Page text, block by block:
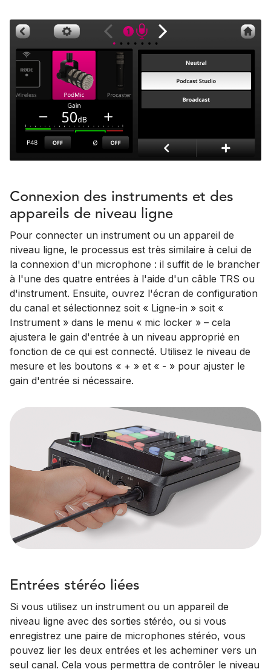
Connexion des instruments et des
appareils de niveau ligne
Pour connecter un instrument ou un appareil de
niveau ligne, le processus est très similaire à celui de
la connexion d'un microphone : il suffit de le brancher
à l'une des quatre entrées à l'aide d'un câble TRS ou
d'instrument. Ensuite, ouvrez l'écran de configuration
du canal et sélectionnez soit « Ligne-in » soit «
Instrument » dans le menu « mic locker » – cela
ajustera le gain d'entrée à un niveau approprié en
fonction de ce qui est connecté. Utilisez le niveau de
mesure et les boutons « + » et « - » pour ajuster le
gain d'entrée si nécessaire.
Entrées stéréo liées
Si vous utilisez un instrument ou un appareil de
niveau ligne avec des sorties stéréo, ou si vous
enregistrez une paire de microphones stéréo, vous
pouvez lier les deux entrées et les acheminer vers un
seul canal. Cela vous permettra de contrôler le niveau